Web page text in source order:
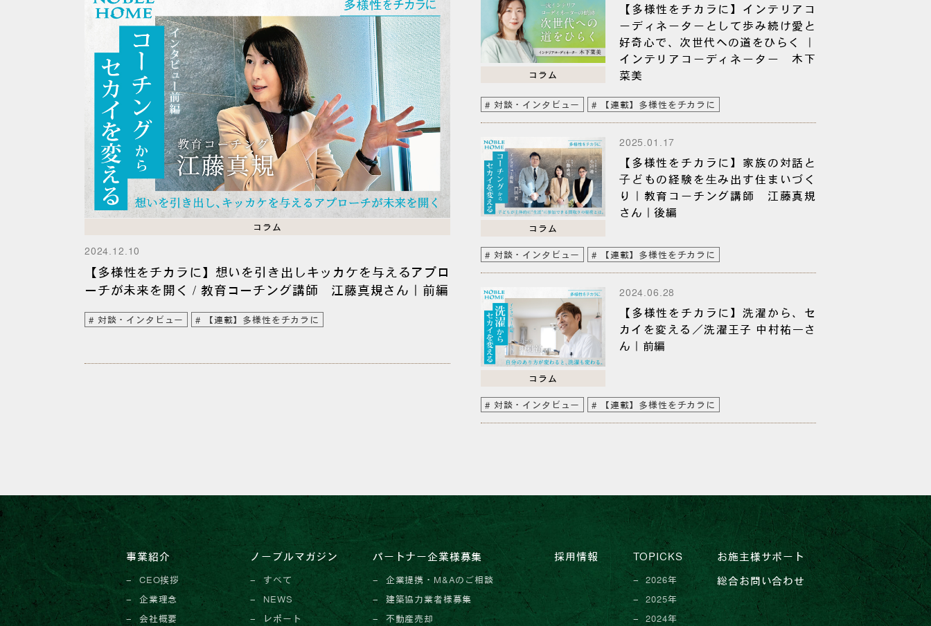
コラム
2024.12.10
【多様性をチカラに】想いを引き出しキッカケを与えるアプロ
ーチが未来を開く / 教育コーチング講師 江藤真規さん｜前編
対談・インタビュー 【連載】多様性をチカラに
コラム
【多様性をチカラに】インテリアコ
ーディネーターとして歩み続け愛と
好奇心で、次世代への道をひらく ｜
インテリアコーディネーター 木下
菜美
対談・インタビュー 【連載】多様性をチカラに
コラム
2025.01.17
【多様性をチカラに】家族の対話と
⼦どもの経験を⽣み出す住まいづく
り｜教育コーチング講師 江藤真規
さん｜後編
対談・インタビュー 【連載】多様性をチカラに
コラム
2024.06.28
【多様性をチカラに】洗濯から、セ
カイを変える／洗濯王子 中村祐一さ
ん｜前編
対談・インタビュー 【連載】多様性をチカラに
事業紹介
CEO挨拶
企業理念
会社概要
ノーブルマガジン
すべて
NEWS
レポート
パートナー企業様募集
企業提携・M&Aのご相談
建築協力業者様募集
不動産売却
採用情報 TOPICKS
2026年
2025年
2024年
お施主様サポート
総合お問い合わせ